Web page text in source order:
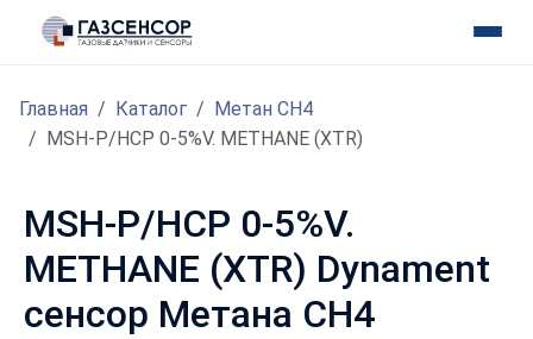
Главная Каталог
Метан CH4
MSH-P/HCP 0-5%V. METHANE (XTR)
MSH-P/HCP 0-5%V.
METHANE (XTR) Dynament
сенсор Метана CH4